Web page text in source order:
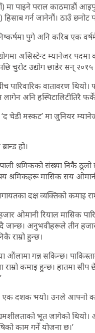
मा पाइने पराल काठमाडौं
गर्न जानेनौं। ठाउँ
पुगे अनि करिब एक
असिस्टेन्ट म्यानेजर
चुरोट उद्योग छाडेर सन्
पारिवारिक वातावरण
अनि हस्पिटालिटीतिरै
चेडी मस्कट’ मा जुनियर
हो।
श्रमिकको संख्या निकै ठूलो
श्रमिकहरू मासिक सय
दक्ष व्यक्तिको कमाइ
ओमानी रियाल मासिक
अनुभवीहरूले तीन
राम्रो हुन्छ।
औंलामा गन्न सकिन्छ।
राम्रो कमाइ हुन्छ। हातमा
दशक भयो। उनले आफ्नो
भूत जागेको
काम गर्ने योजना छ।’